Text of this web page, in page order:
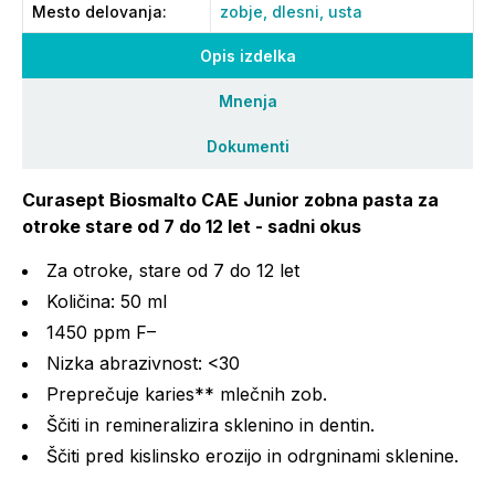
Opis izdelka
Mnenja
Dokumenti
Curasept Biosmalto CAE Junior zobna pasta za
otroke stare od 7 do 12 let - sadni okus
Za otroke, stare od 7 do 12 let
Količina: 50 ml
1450 ppm F–
Nizka abrazivnost: <30
Preprečuje karies** mlečnih zob.
Ščiti in remineralizira sklenino in dentin.
Ščiti pred kislinsko erozijo in odrgninami sklenine.
Mesto delovanja: zobje, dlesni, usta